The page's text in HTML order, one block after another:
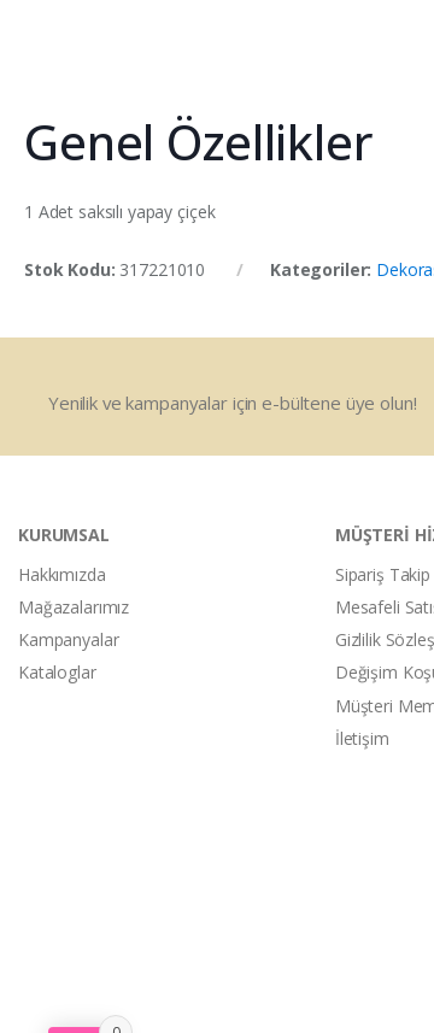
Genel Özellikler
1 Adet saksılı yapay çiçek
Stok Kodu: 317221010 Kategoriler:
Yenilik ve kampanyalar için e-bültene üye olun!
KURUMSAL
Hakkımızda
Mağazalarımız
Kampanyalar
Kataloglar
MÜŞTERİ
Sipariş Takip
Mesafeli
Gizlilik
Değişim
Müşteri
İletişim